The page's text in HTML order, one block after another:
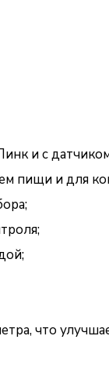
и с
пищи и для
что